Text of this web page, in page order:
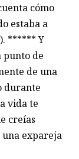
cómo
estaba a
****** Y
punto de
de una
durante
vida te
creías
expareja